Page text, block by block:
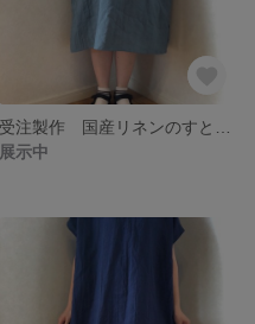
展示中